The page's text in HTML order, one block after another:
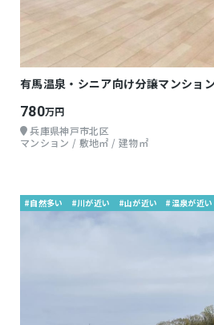
有馬温泉・シニア向け分譲マンショ
780万円
兵庫県神戸市北区
マンション / 敷地㎡ / 建物㎡
#自然多い #川が近い #山が近い #温泉が近い